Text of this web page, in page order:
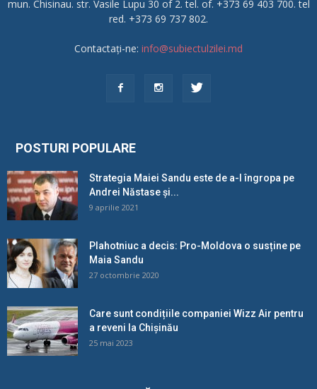
mun. Chisinau. str. Vasile Lupu 30 of 2. tel. of. +373 69 403 700. tel
red. +373 69 737 802.
Contactați-ne: info@subiectulzilei.md
POSTURI POPULARE
Strategia Maiei Sandu este de a-l îngropa pe
Andrei Năstase și...
9 aprilie 2021
Plahotniuc a decis: Pro-Moldova o susține pe
Maia Sandu
27 octombrie 2020
Care sunt condițiile companiei Wizz Air pentru
a reveni la Chișinău
25 mai 2023